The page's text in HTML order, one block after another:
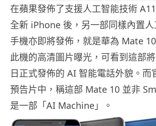
在蘋果發佈了支援人工智能技術
全新 iPhone 後，另一部同樣內置
手機亦即將發佈，就是華為 Mate
此機的高清圖片曝光，可看到這部
日正式發佈的 AI 智能電話外貌。而
預告片中，稱這部 Mate 10 並非
是一部「AI Machine」。